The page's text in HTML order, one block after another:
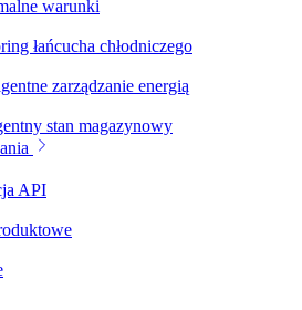
warunki
łańcucha chłodniczego
zarządzanie energią
stan magazynowy
API